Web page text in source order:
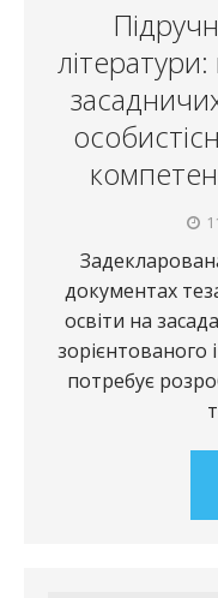
документах
освіти на
зорієнтованого
потребує